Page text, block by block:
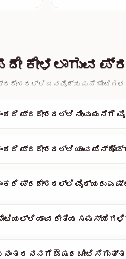
ಕೇಳಲಾಗುವ
ಜನವೈದ್ಯ ಮನೆ ಭೇಟಿಗಳ
ಪ್ರದೇಶದಲ್ಲಿ ನೀವು ಮನೆಗೆ
ಪ್ರದೇಶದಲ್ಲಿ ಯಾವ
ಪ್ರದೇಶದಲ್ಲಿ ವೈದ್ಯರು
ಯಾವ ರೀತಿಯ
ನಂತರ ನನಗೆ ಔಷಧ ಚೀಟಿ